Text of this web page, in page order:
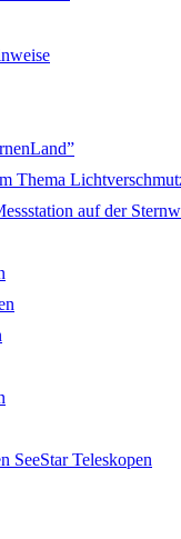
Thema
auf der
SeeStar Teleskopen